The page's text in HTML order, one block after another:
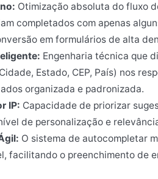
Otimização absoluta do fluxo
completados com apenas
em formulários de alta
Engenharia técnica que
Estado, CEP, País) nos
organizada e padronizada.
IP: Capacidade de priorizar
de personalização e
O sistema de autocompletar
facilitando o preenchimento de